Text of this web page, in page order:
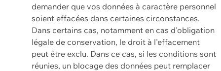
demander que vos données à caractère personnel
soient effacées dans certaines circonstances.
Dans certains cas, notamment en cas d'obligation
légale de conservation, le droit à l'effacement
peut être exclu. Dans ce cas, si les conditions sont
réunies, un blocage des données peut remplacer